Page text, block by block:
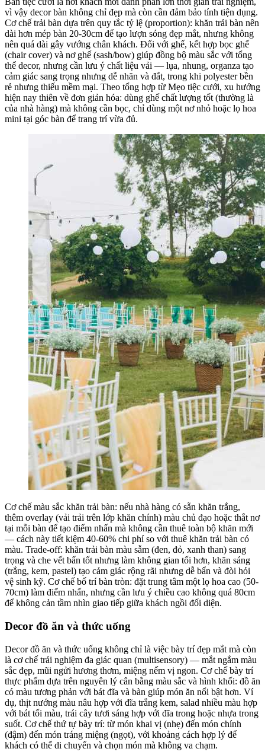
vì vậy decor bàn không chỉ đẹp mà còn cần đảm bảo tính tiện dụng.
Cơ chế trải bàn dựa trên quy tắc tỷ lệ (proportion): khăn trải bàn nên
dài hơn mép bàn 20-30cm để tạo lượn sóng đẹp mắt, nhưng không
nên quá dài gây vướng chân khách. Đối với ghế, kết hợp bọc ghế
(chair cover) và nơ ghế (sash/bow) giúp đồng bộ màu sắc với tổng
thể decor, nhưng cần lưu ý chất liệu vải — lụa, nhung, organza tạo
cảm giác sang trọng nhưng dễ nhăn và đắt, trong khi polyester bền
rẻ nhưng thiếu mềm mại. Theo tổng hợp từ Mẹo tiệc cưới, xu hướng
hiện nay thiên về đơn giản hóa: dùng ghế chất lượng tốt (thường là
của nhà hàng) mà không cần bọc, chỉ dùng một nơ nhỏ hoặc lọ hoa
mini tại góc bàn để trang trí vừa đủ.
Cơ chế màu sắc khăn trải bàn: nếu nhà hàng có sẵn khăn trắng,
thêm overlay (vải trải trên lớp khăn chính) màu chủ đạo hoặc thắt nơ
tại mỗi bàn để tạo điểm nhấn mà không cần thuê toàn bộ khăn mới
— cách này tiết kiệm 40-60% chi phí so với thuê khăn trải bàn có
màu. Trade-off: khăn trải bàn màu sẫm (đen, đỏ, xanh than) sang
trọng và che vết bẩn tốt nhưng làm không gian tối hơn, khăn sáng
(trắng, kem, pastel) tạo cảm giác rộng rãi nhưng dễ bẩn và đòi hỏi
vệ sinh kỹ. Cơ chế bố trí bàn tròn: đặt trung tâm một lọ hoa cao (50-
70cm) làm điểm nhấn, nhưng cần lưu ý chiều cao không quá 80cm
để không cản tầm nhìn giao tiếp giữa khách ngồi đối diện.
Decor đồ ăn và thức uống
Decor đồ ăn và thức uống không chỉ là việc bày trí đẹp mắt mà còn
là cơ chế trải nghiệm đa giác quan (multisensory) — mắt ngắm màu
sắc đẹp, mũi ngửi hương thơm, miệng nếm vị ngon. Cơ chế bày trí
thực phẩm dựa trên nguyên lý cân bằng màu sắc và hình khối: đồ ăn
có màu tương phản với bát đĩa và bàn giúp món ăn nổi bật hơn. Ví
dụ, thịt nướng màu nâu hợp với đĩa trắng kem, salad nhiều màu hợp
với bát tối màu, trái cây tươi sáng hợp với đĩa trong hoặc nhựa trong
suốt. Cơ chế thứ tự bày trí: từ món khai vị (nhẹ) đến món chính
(đậm) đến món tráng miệng (ngọt), với khoảng cách hợp lý để
khách có thể di chuyển và chọn món mà không va chạm.